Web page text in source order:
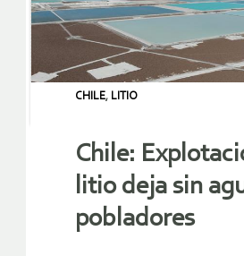
CHILE, LITIO
Chile:
litio deja sin
pobladores